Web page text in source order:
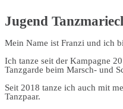
Jugend
Mein Name ist Franzi und ich
Ich tanze seit der Kampagne
Tanzgarde beim Marsch- und
Seit 2018 tanze ich auch mit
Tanzpaar.